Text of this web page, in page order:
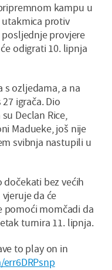
kampu u
utakmica protiv
provjere
odigrati 10. lipnja
s ozljedama, a na
igrača. Dio
Declan Rice,
Madueke, još nije
svibnja nastupili u
dočekati bez većih
da će
pomoći momčadi da
turnira 11. lipnja.
to play on in